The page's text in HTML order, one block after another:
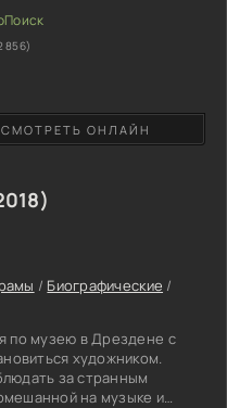
/ Биографические /
по музею в Дрездене с
художником.
за странным
на музыке и
СМОТРЕТЬ ОНЛАЙН
856)